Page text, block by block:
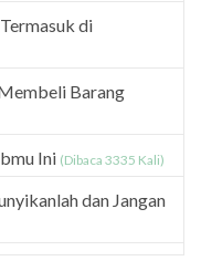
di
Barang
Ini (Dibaca 3335 Kali)
dan Jangan